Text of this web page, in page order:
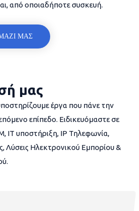
από οποιαδήποτε συσκευή.
ΜΑΣ
μας
έργα που πάνε την
επίπεδο. Ειδικευόμαστε σε
IT υποστήριξη, IP Τηλεφωνία,
Λύσεις Ηλεκτρονικού Εμπορίου &